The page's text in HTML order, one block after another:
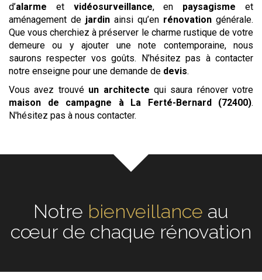
d’alarme et vidéosurveillance, en paysagisme et
aménagement de jardin ainsi qu’en rénovation générale.
Que vous cherchiez à préserver le charme rustique de votre
demeure ou y ajouter une note contemporaine, nous
saurons respecter vos goûts. N’hésitez pas à contacter
notre enseigne pour une demande de devis.
Vous avez trouvé un architecte qui saura rénover votre
maison de campagne
à La Ferté-Bernard (72400).
N'hésitez pas à nous contacter.
Notreécouteau cœur de
chaque rénovation